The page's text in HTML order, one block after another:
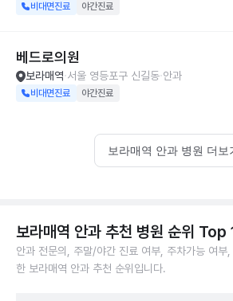
비대면진료 야간진료
베드로의원
보라매역 서울 영등포구 신길동 안과
비대면진료 야간진료
보라매역 안과 병원 더보
보라매역 안과 추천 병원 순위 Top
안과 전문의, 주말/야간 진료 여부, 주차가능 여부
한 보라매역 안과 추천 순위입니다.